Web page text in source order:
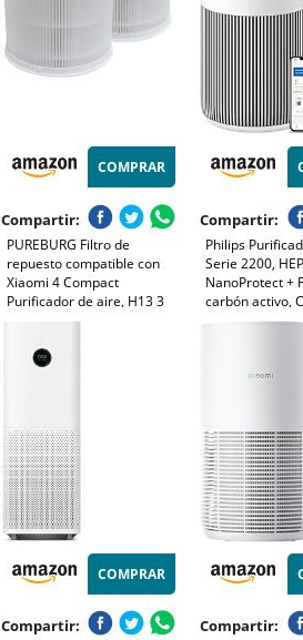
COMPRAR
Compartir:
PUREBURG Filtro de
repuesto compatible con
Xiaomi 4 Compact
Purificador de aire, H13 3
etapas de filtración, carbón
Compartir:
Philips
Serie 2200,
NanoProtect +
carbón activo,
400m³/h para
y duradero
COMPRAR
Compartir: Compartir: